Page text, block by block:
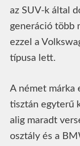
az SUV‑k által
generáció több
ezzel a
típusa lett.
A német márka
tisztán egyterű
alig maradt
osztály és a